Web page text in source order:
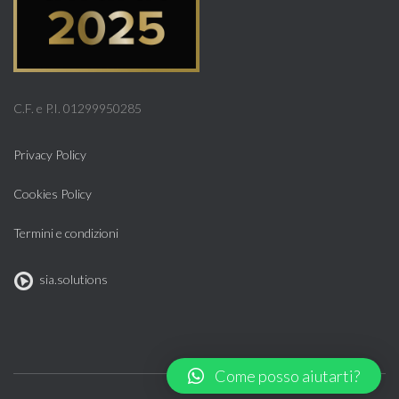
C.F. e P.I. 01299950285
Privacy Policy
Cookies Policy
Termini e condizioni
sia.solutions
Come posso aiutarti?